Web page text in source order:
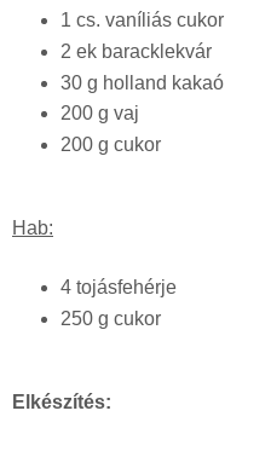
1 cs. vaníliás cukor
2 ek baracklekvár
30 g holland kakaó
200 g vaj
200 g cukor
Hab:
4 tojásfehérje
250 g cukor
Elkészítés: